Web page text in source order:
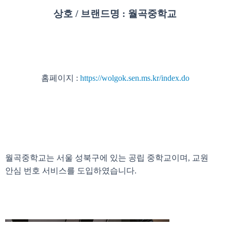
상호 / 브랜드명 : 월곡중학교
홈페이지 : https://wolgok.sen.ms.kr/index.do
월곡중학교는 서울 성북구에 있는 공립 중학교이며, 교원
안심 번호 서비스를 도입하였습니다.